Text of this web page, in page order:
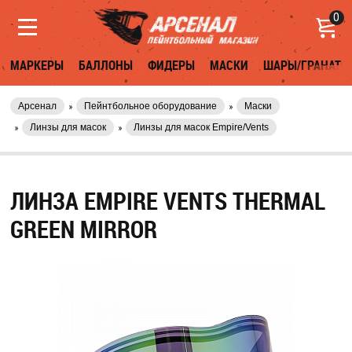
0
МАРКЕРЫ БАЛЛОНЫ ФИДЕРЫ МАСКИ ШАРЫ/ГРАНАТЫ
Арсенал Пейнтбольное оборудование
Маски
Линзы для масок
Линзы для масок Empire/Vents
ЛИНЗА EMPIRE VENTS THERMAL
GREEN MIRROR